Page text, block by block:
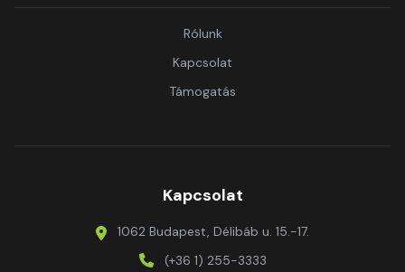
Rólunk
Kapcsolat
Támogatás
Kapcsolat
1062 Budapest, Délibáb u. 15.-17.
(+36 1) 255-3333